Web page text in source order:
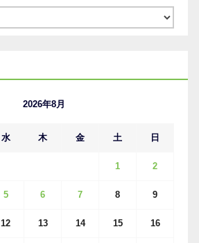
2026年8月
水 木 金 土 日
1 2
5 6 7 8 9
12 13 14 15 16